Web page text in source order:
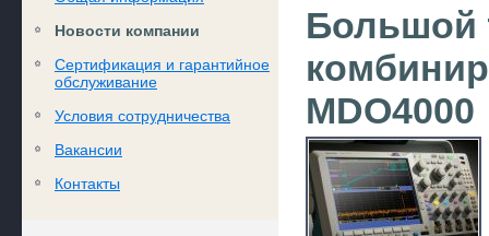
Новости компании
Сертификация и гарантийное
обслуживание
Условия сотрудничества
Вакансии
Контакты
Большой
MDO4000